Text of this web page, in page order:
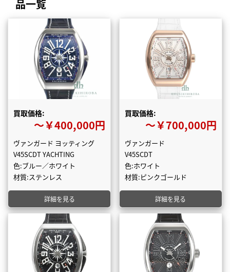
品一覧
買取価格:
〜￥400,000円
ヴァンガード ヨッティング
V45SCDT YACHTING
色:ブルー／ホワイト
材質:ステンレス
詳細を見る
買取価格:
〜￥700,000円
ヴァンガード
V45SCDT
色:ホワイト
材質:ピンクゴールド
詳細を見る